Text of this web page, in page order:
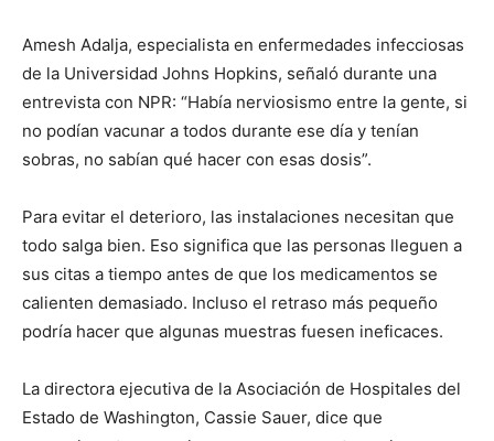
Amesh Adalja, especialista en enfermedades infecciosas
de la Universidad Johns Hopkins, señaló durante una
entrevista con NPR: “Había nerviosismo entre la gente, si
no podían vacunar a todos durante ese día y tenían
sobras, no sabían qué hacer con esas dosis”.
Para evitar el deterioro, las instalaciones necesitan que
todo salga bien. Eso significa que las personas lleguen a
sus citas a tiempo antes de que los medicamentos se
calienten demasiado. Incluso el retraso más pequeño
podría hacer que algunas muestras fuesen ineficaces.
La directora ejecutiva de la Asociación de Hospitales del
Estado de Washington, Cassie Sauer, dice que